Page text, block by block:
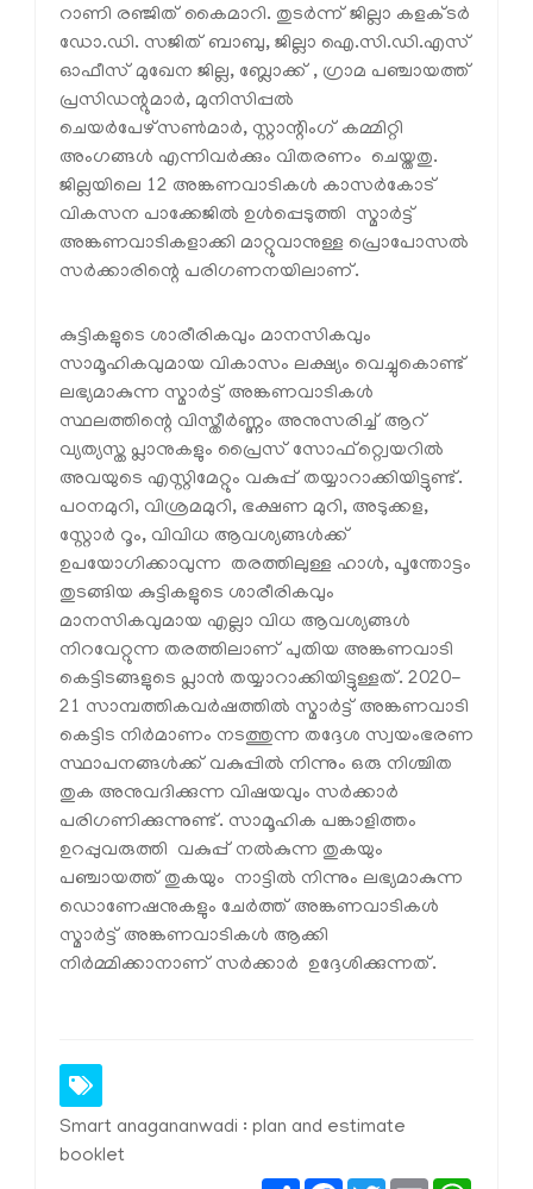
റാണി രഞ്ജിത് കൈമാറി. തുടര്‍ന്ന് ജില്ലാ കളക്ടര്‍
ഡോ.ഡി. സജിത് ബാബു, ജില്ലാ ഐ.സി.ഡി.എസ്
ഓഫീസ് മുഖേന ജില്ല, ബ്ലോക്ക് , ഗ്രാമ പഞ്ചായത്ത്
പ്രസിഡന്റുമാര്‍, മുനിസിപ്പല്‍
ചെയര്‍പേഴ്‌സണ്‍മാര്‍, സ്റ്റാന്റിംഗ് കമ്മിറ്റി
അംഗങ്ങള്‍ എന്നിവര്‍ക്കും വിതരണം ചെയ്തതു.
ജില്ലയിലെ 12 അങ്കണവാടികള്‍ കാസര്‍കോട്
വികസന പാക്കേജില്‍ ഉള്‍പ്പെടുത്തി സ്മാര്‍ട്ട്
അങ്കണവാടികളാക്കി മാറ്റുവാനുള്ള പ്രൊപോസല്‍
സര്‍ക്കാരിന്റെ പരിഗണനയിലാണ്.
കുട്ടികളുടെ ശാരീരികവും മാനസികവും
സാമൂഹികവുമായ വികാസം ലക്ഷ്യം വെച്ചുകൊണ്ട്
ലഭ്യമാകുന്ന സ്മാര്‍ട്ട് അങ്കണവാടികള്‍
സ്ഥലത്തിന്റെ വിസ്തീര്‍ണ്ണം അനുസരിച്ച് ആറ്
വ്യത്യസ്ത പ്ലാനുകളും പ്രൈസ് സോഫ്റ്റ്വെയറില്‍
അവയുടെ എസ്റ്റിമേറ്റും വകുപ്പ് തയ്യാറാക്കിയിട്ടുണ്ട്.
പഠനമുറി, വിശ്രമമുറി, ഭക്ഷണ മുറി, അടുക്കള,
സ്റ്റോര്‍ റൂം, വിവിധ ആവശ്യങ്ങള്‍ക്ക്
ഉപയോഗിക്കാവുന്ന തരത്തിലുള്ള ഹാള്‍, പൂന്തോട്ടം
തുടങ്ങിയ കുട്ടികളുടെ ശാരീരികവും
മാനസികവുമായ എല്ലാ വിധ ആവശ്യങ്ങള്‍
നിറവേറ്റുന്ന തരത്തിലാണ് പുതിയ അങ്കണവാടി
കെട്ടിടങ്ങളുടെ പ്ലാന്‍ തയ്യാറാക്കിയിട്ടുള്ളത്. 2020-
21 സാമ്പത്തികവര്‍ഷത്തില്‍ സ്മാര്‍ട്ട് അങ്കണവാടി
കെട്ടിട നിര്‍മാണം നടത്തുന്ന തദ്ദേശ സ്വയംഭരണ
സ്ഥാപനങ്ങള്‍ക്ക് വകുപ്പില്‍ നിന്നും ഒരു നിശ്ചിത
തുക അനുവദിക്കുന്ന വിഷയവും സര്‍ക്കാര്‍
പരിഗണിക്കുന്നുണ്ട്. സാമൂഹിക പങ്കാളിത്തം
ഉറപ്പുവരുത്തി വകുപ്പ് നല്‍കുന്ന തുകയും
പഞ്ചായത്ത് തുകയും നാട്ടില്‍ നിന്നും ലഭ്യമാകുന്ന
ഡൊണേഷനുകളും ചേര്‍ത്ത് അങ്കണവാടികള്‍
സ്മാര്‍ട്ട് അങ്കണവാടികള്‍ ആക്കി
നിര്‍മ്മിക്കാനാണ് സര്‍ക്കാര്‍ ഉദ്ദേശിക്കുന്നത്.
Smart anagananwadi : plan and estimate
booklet